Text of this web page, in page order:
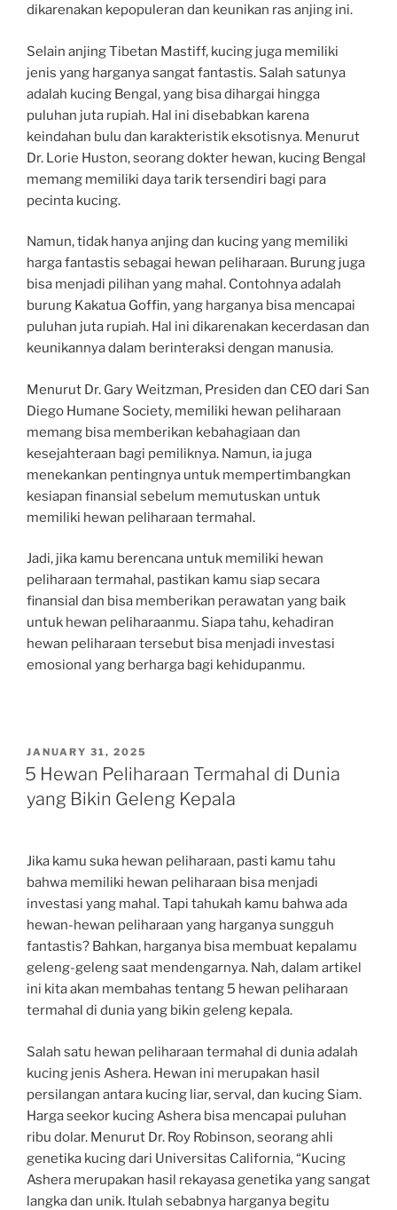
dikarenakan kepopuleran dan keunikan ras anjing ini.
Selain anjing Tibetan Mastiff, kucing juga memiliki
jenis yang harganya sangat fantastis. Salah satunya
adalah kucing Bengal, yang bisa dihargai hingga
puluhan juta rupiah. Hal ini disebabkan karena
keindahan bulu dan karakteristik eksotisnya. Menurut
Dr. Lorie Huston, seorang dokter hewan, kucing Bengal
memang memiliki daya tarik tersendiri bagi para
pecinta kucing.
Namun, tidak hanya anjing dan kucing yang memiliki
harga fantastis sebagai hewan peliharaan. Burung juga
bisa menjadi pilihan yang mahal. Contohnya adalah
burung Kakatua Goffin, yang harganya bisa mencapai
puluhan juta rupiah. Hal ini dikarenakan kecerdasan dan
keunikannya dalam berinteraksi dengan manusia.
Menurut Dr. Gary Weitzman, Presiden dan CEO dari San
Diego Humane Society, memiliki hewan peliharaan
memang bisa memberikan kebahagiaan dan
kesejahteraan bagi pemiliknya. Namun, ia juga
menekankan pentingnya untuk mempertimbangkan
kesiapan finansial sebelum memutuskan untuk
memiliki hewan peliharaan termahal.
Jadi, jika kamu berencana untuk memiliki hewan
peliharaan termahal, pastikan kamu siap secara
finansial dan bisa memberikan perawatan yang baik
untuk hewan peliharaanmu. Siapa tahu, kehadiran
hewan peliharaan tersebut bisa menjadi investasi
emosional yang berharga bagi kehidupanmu.
POSTED
ON
JANUARY 31, 2025
5 Hewan Peliharaan Termahal di Dunia
yang Bikin Geleng Kepala
Jika kamu suka hewan peliharaan, pasti kamu tahu
bahwa memiliki hewan peliharaan bisa menjadi
investasi yang mahal. Tapi tahukah kamu bahwa ada
hewan-hewan peliharaan yang harganya sungguh
fantastis? Bahkan, harganya bisa membuat kepalamu
geleng-geleng saat mendengarnya. Nah, dalam artikel
ini kita akan membahas tentang 5 hewan peliharaan
termahal di dunia yang bikin geleng kepala.
Salah satu hewan peliharaan termahal di dunia adalah
kucing jenis Ashera. Hewan ini merupakan hasil
persilangan antara kucing liar, serval, dan kucing Siam.
Harga seekor kucing Ashera bisa mencapai puluhan
ribu dolar. Menurut Dr. Roy Robinson, seorang ahli
genetika kucing dari Universitas California, “Kucing
Ashera merupakan hasil rekayasa genetika yang sangat
langka dan unik. Itulah sebabnya harganya begitu